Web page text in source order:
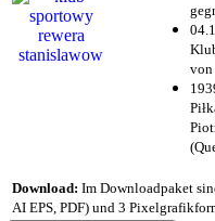
von
Download: Im Downloadpaket
AI EPS, PDF) und 3